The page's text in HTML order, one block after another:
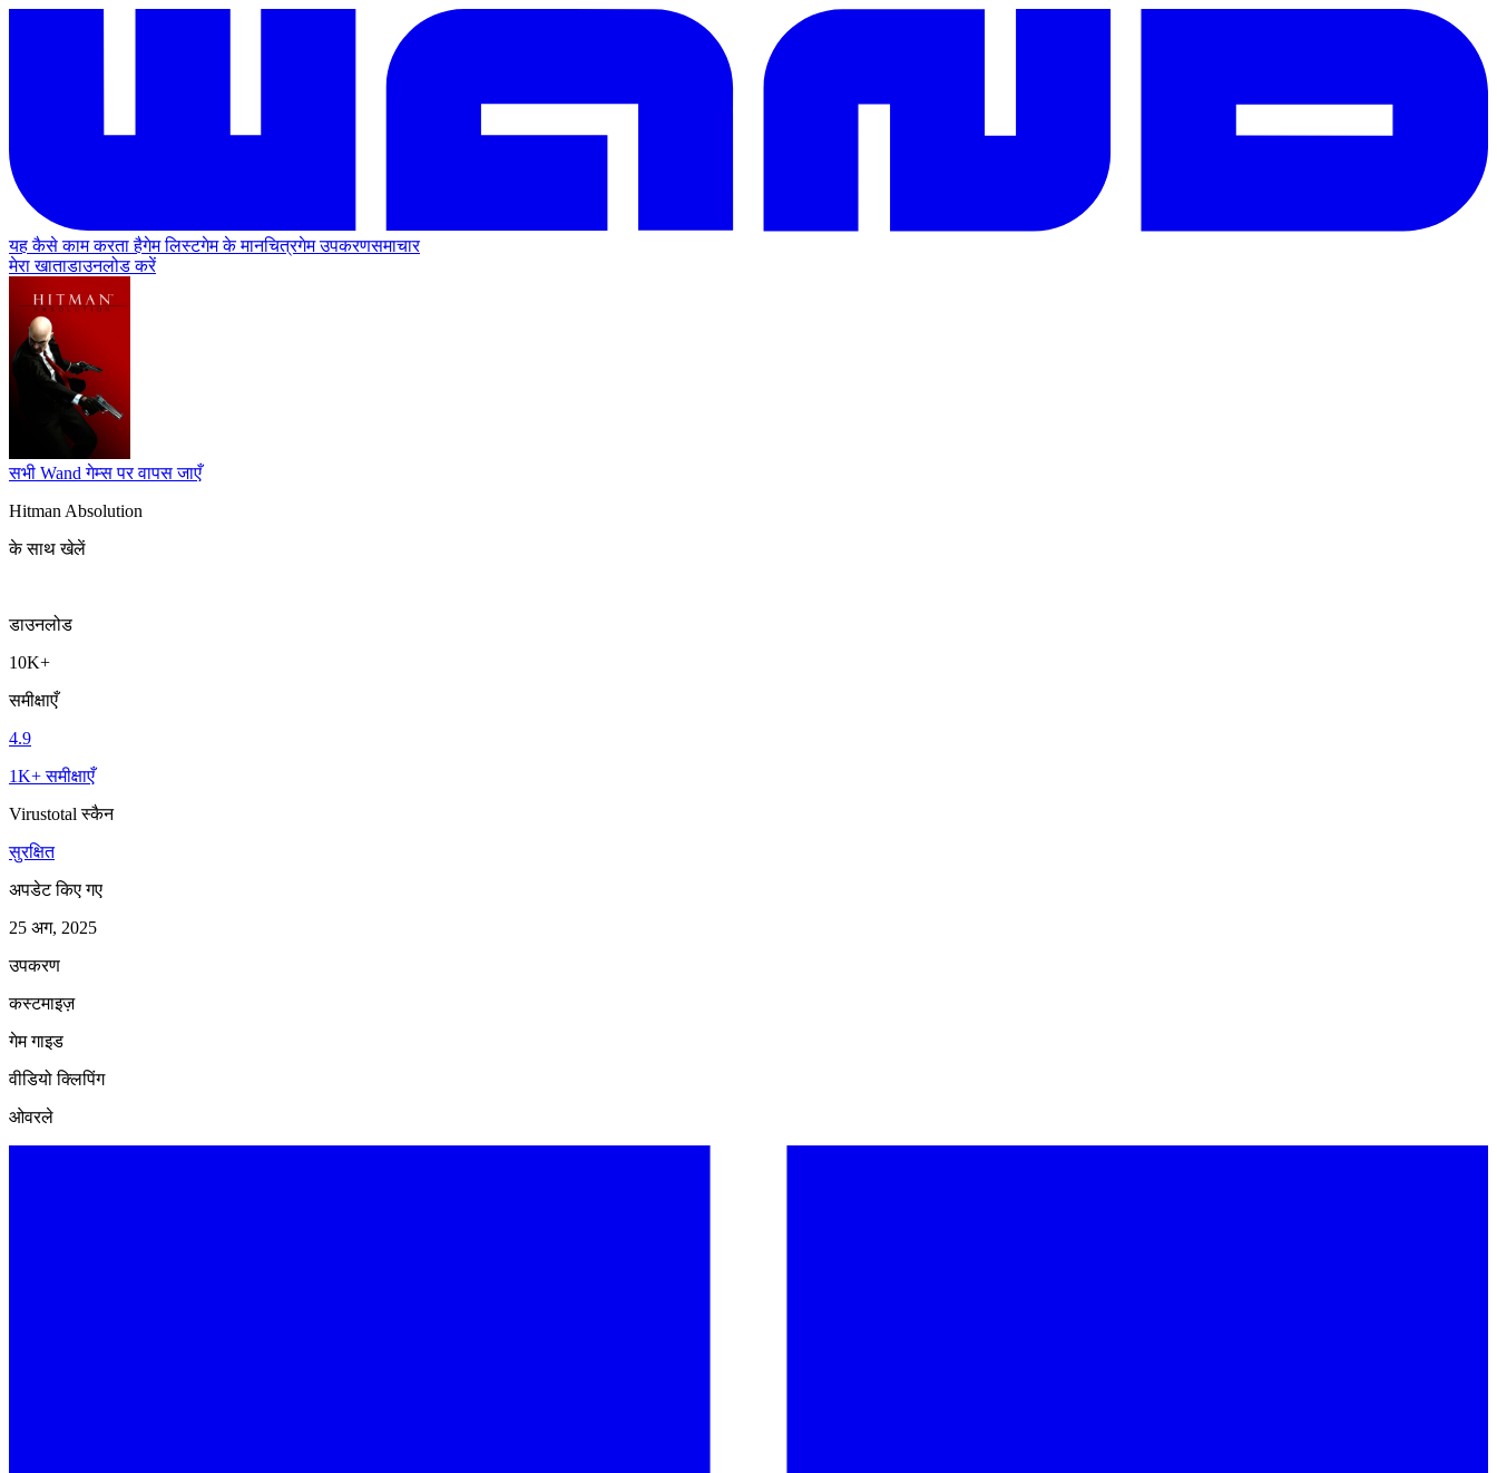
यह कैसे काम करता हैगेम लिस्टगेम के मानचित्रगेम उपकरणसमाचार
मेरा खाताडाउनलोड करें
सभी Wand गेम्स पर वापस जाएँ
Hitman Absolution
के साथ खेलें
डाउनलोड
10K+
समीक्षाएँ
4.9
1K+ समीक्षाएँ
Virustotal स्कैन
सुरक्षित
अपडेट किए गए
25 अग, 2025
उपकरण
कस्टमाइज़
गेम गाइड
वीडियो क्लिपिंग
ओवरले